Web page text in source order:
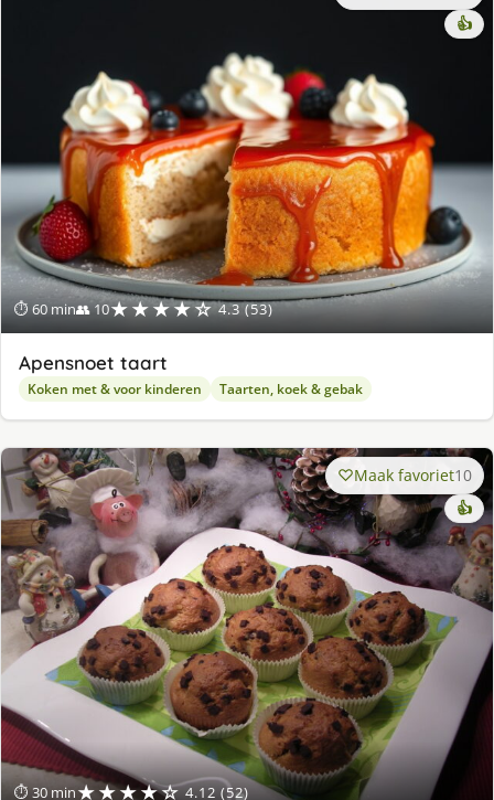
⏱ 60 min👥 10★★★★☆ 4.3 (53)
👍
Apensnoet taart
Koken met & voor kinderen Taarten, koek & gebak
⏱ 30 min★★★★☆ 4.12 (52)
Maak favoriet10
👍